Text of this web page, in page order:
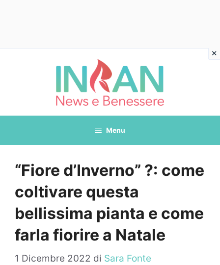
Menu
“Fiore d’Inverno” ?: come
coltivare questa
bellissima pianta e come
farla fiorire a Natale
1 Dicembre 2022 di Sara Fonte